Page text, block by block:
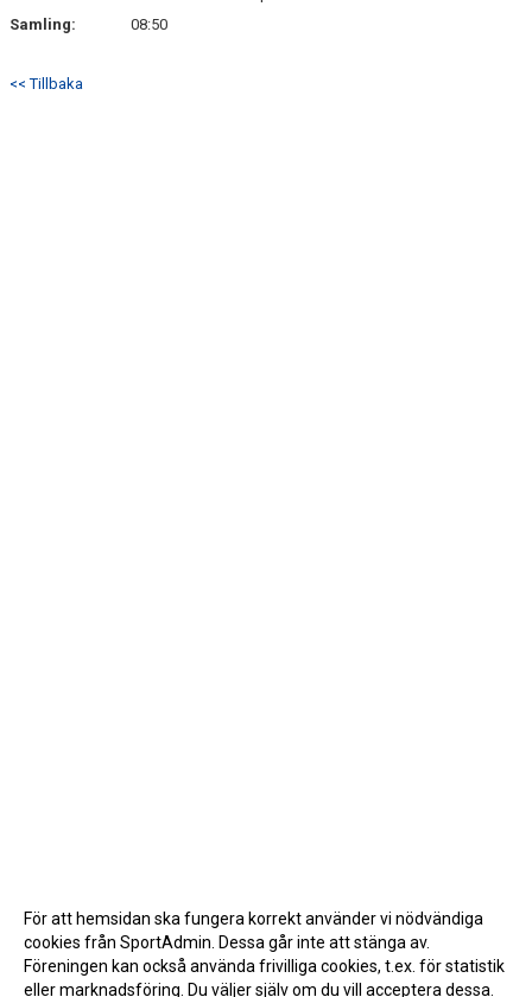
Samling:
08:50
<< Tillbaka
För att hemsidan ska fungera korrekt använder vi nödvändiga
cookies från SportAdmin. Dessa går inte att stänga av.
Föreningen kan också använda frivilliga cookies, t.ex. för statistik
eller marknadsföring. Du väljer själv om du vill acceptera dessa.